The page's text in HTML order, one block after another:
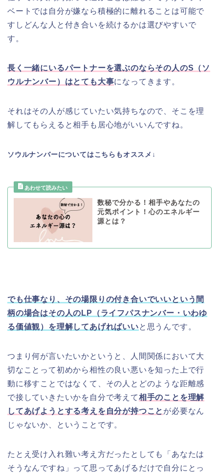
ベートでは自分が嫌なら積極的に離れることは可能で
すしどんな人と付き合いを続けるかは選びやすいで
す。
長く一緒にいるパートナーを選ぶのならその人のS（ソ
ウルナンバー）はとても大事になってきます。
それはその人が感じていたい気持ちなので、そこを理
解してもらえると相手も居心地がいいんですね。
ソウルナンバーについてはこちらもオススメ↓
数秘で分かる！相手やあなたの
元気ポイント！心のエネルギー
源とは？
でも仕事なり、その場限りの付き合いでいいという間
柄の場合はその人のLP（ライフパスナンバー・いわゆ
る価値観）を理解してあげればいいと思うんです。
つまり何が言いたいかというと、人間関係において大
切なことって初めから相性の良い悪いを知った上で行
動に移すことではなくて、その人とどのような距離感
で接していきたいかを自分で考えて相手のことを理解
してあげようとする考えを自分が持つこと が必要なん
じゃないか、ということです。
たとえ受け入れ難い考え方だったとしても「あなたは
そうなんですね」って思ってあげるだけで自分にとっ